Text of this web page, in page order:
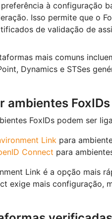
à configuração
Isso permite que o
de validação de
mais comuns
Dynamics e STSes
ambientes FoxIDs
FoxIDs podem ser
Link para
Connect para
Link é a opção mais
exige mais configuração,